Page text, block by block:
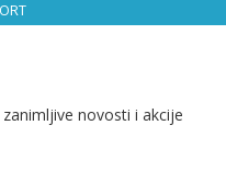
novosti i akcije